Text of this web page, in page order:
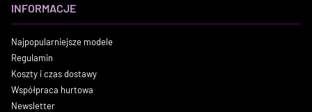
INFORMACJE
Najpopularniejsze modele
Regulamin
Koszty i czas dostawy
Współpraca hurtowa
Newsletter